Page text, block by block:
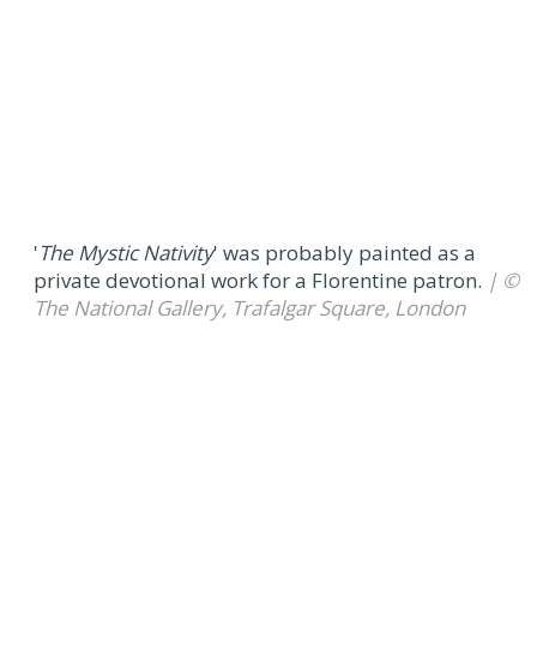
'The Mystic Nativity' was probably painted as a
private devotional work for a Florentine patron. | ©
The National Gallery, Trafalgar Square, London